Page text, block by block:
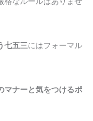
七五三にはフォーマル
マナーと気をつけるポ